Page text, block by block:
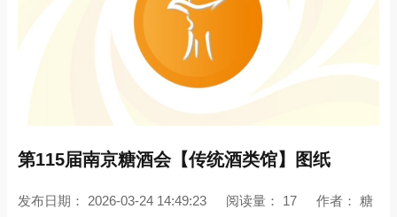
第115届南京糖酒会【传统酒类馆】图纸
发布日期： 2026-03-24 14:49:23 阅读量： 17 作者： 糖